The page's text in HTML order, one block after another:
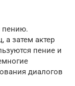
пению.
а затем актер
пение и
диалогов